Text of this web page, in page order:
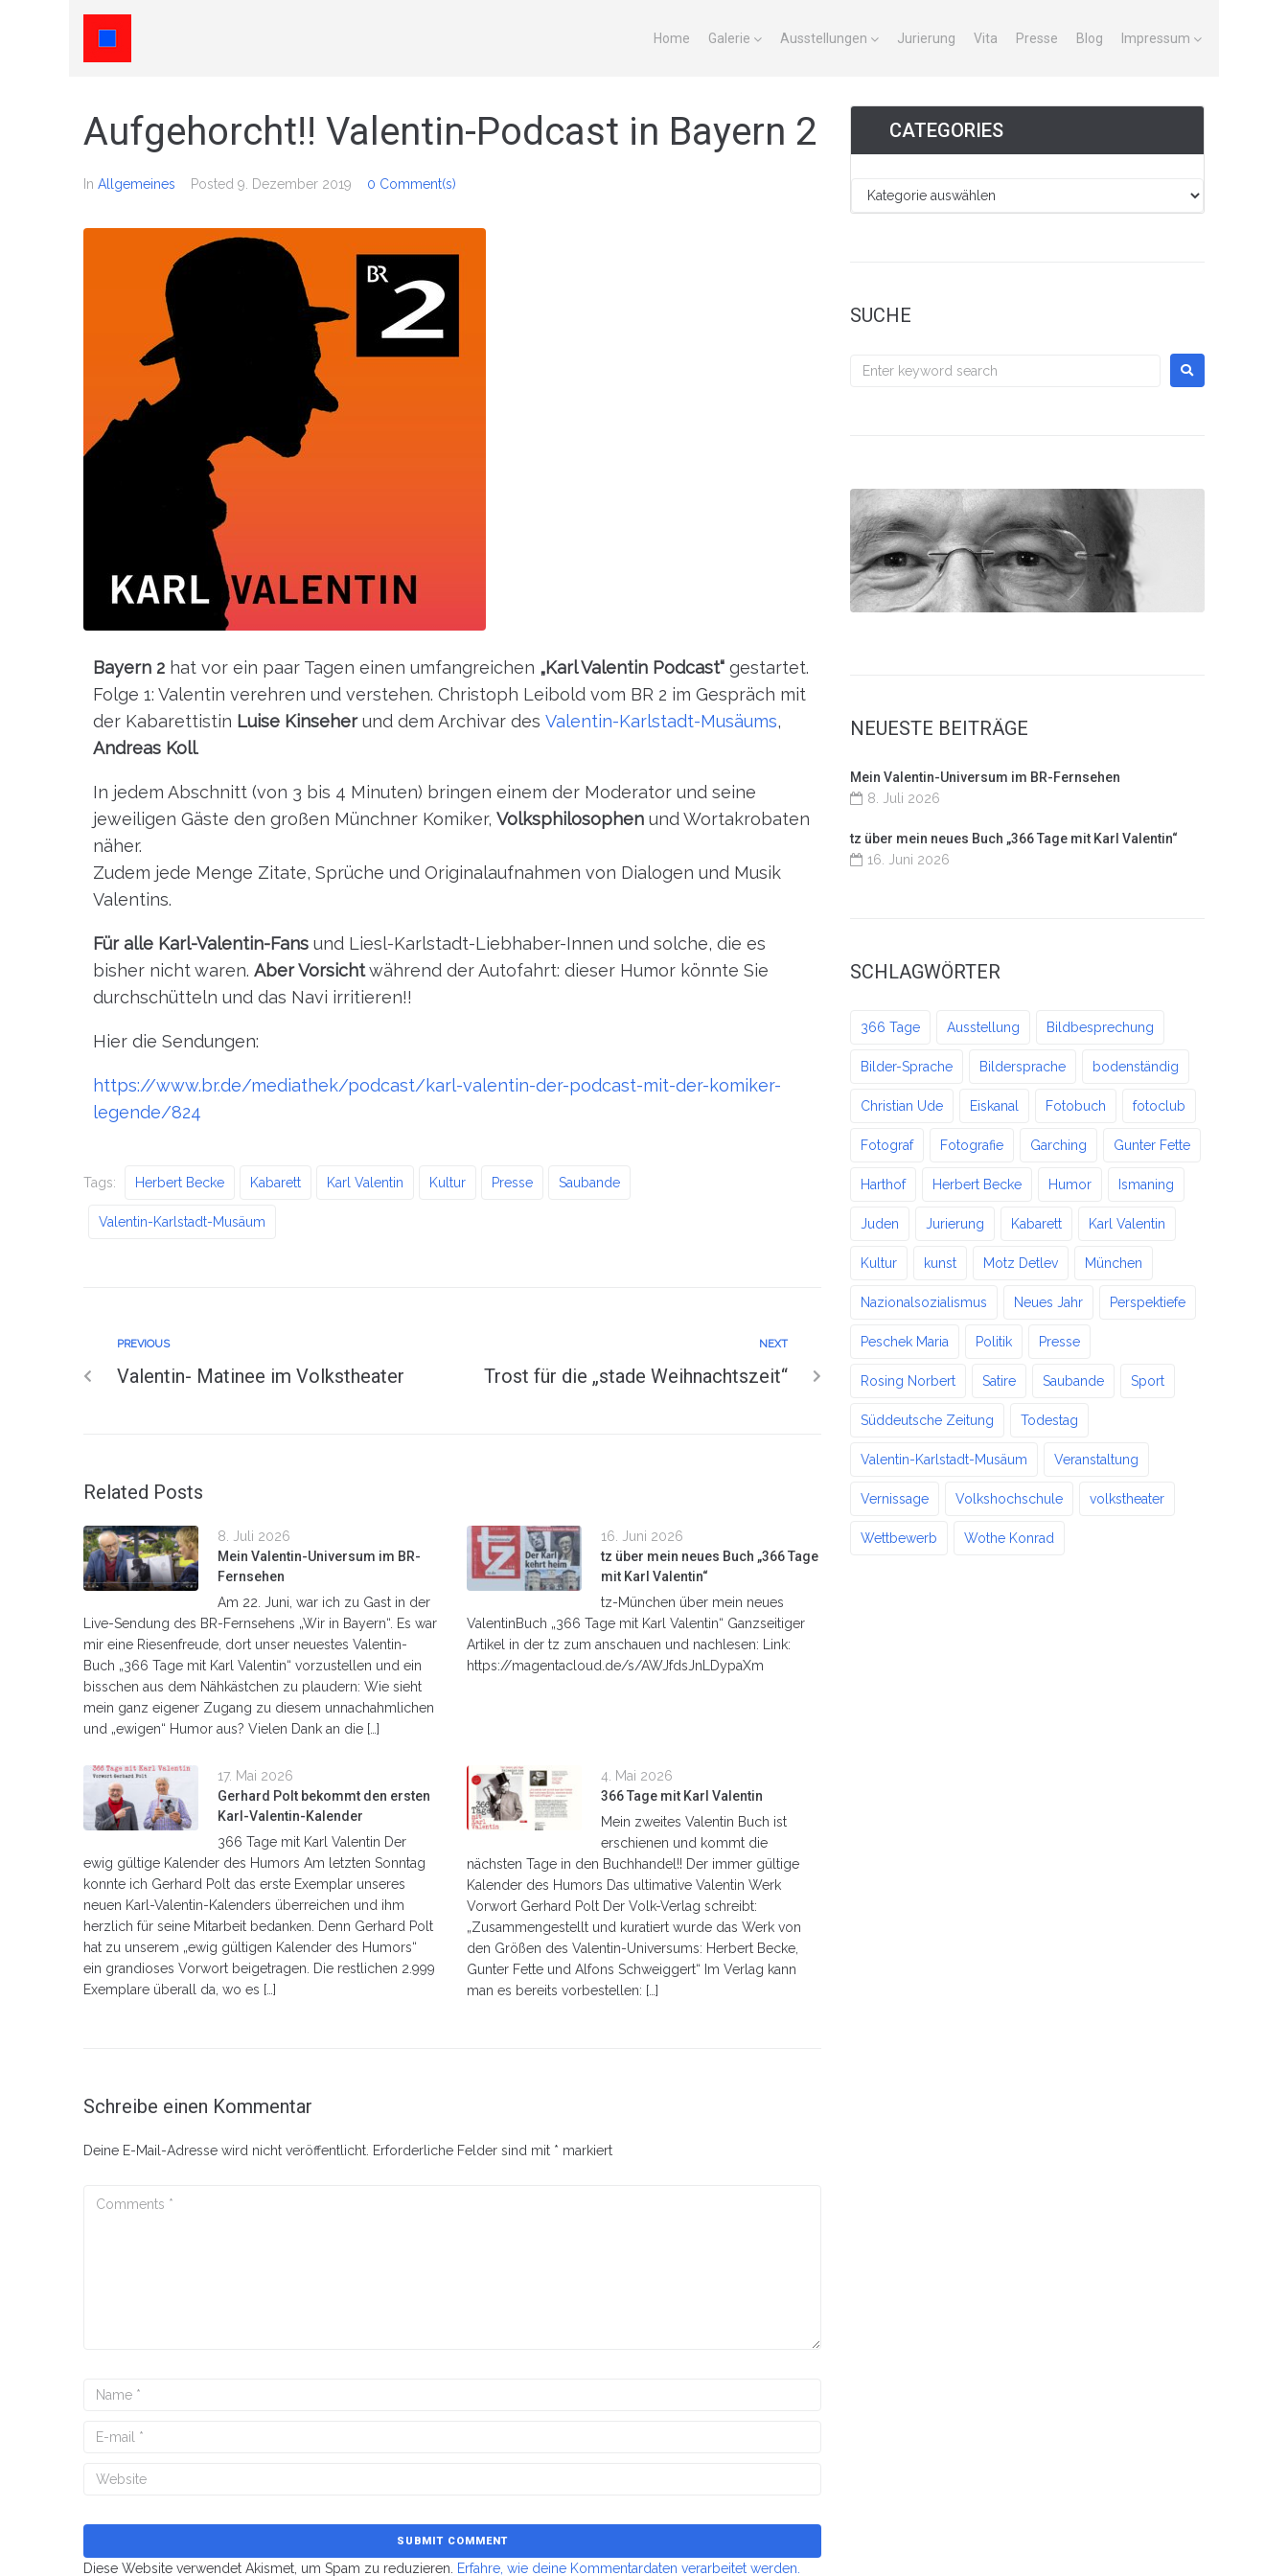
Home Galerie Ausstellungen Jurierung Vita Presse Blog Impressum
Aufgehorcht!! Valentin-Podcast in Bayern 2
In Allgemeines Posted 9. Dezember 2019 0 Comment(s)
Bayern 2 hat vor ein paar Tagen einen umfangreichen „Karl Valentin Podcast“ gestartet.
Folge 1: Valentin verehren und verstehen. Christoph Leibold vom BR 2 im Gespräch mit
der Kabarettistin Luise Kinseherund dem Archivar des Valentin-Karlstadt-Musäums,
Andreas Koll.
In jedem Abschnitt (von 3 bis 4 Minuten) bringen einem der Moderator und seine
jeweiligen Gäste den großen Münchner Komiker, Volksphilosophen und Wortakrobaten
näher.
Zudem jede Menge Zitate, Sprüche und Originalaufnahmen von Dialogen und Musik
Valentins.
Für alle Karl-Valentin-Fans und Liesl-Karlstadt-Liebhaber-Innen und solche, die es
bisher nicht waren. Aber Vorsichtwährend der Autofahrt: dieser Humor könnte Sie
durchschütteln und das Navi irritieren!!
Hier die Sendungen:
https://www.br.de/mediathek/podcast/karl-valentin-der-podcast-mit-der-komiker-
legende/824
Tags: Herbert Becke Kabarett Karl Valentin Kultur Presse Saubande
Valentin-Karlstadt-Musäum
PREVIOUS
Valentin- Matinee im Volkstheater
NEXT
Trost für die „stade Weihnachtszeit“
Related Posts
8. Juli 2026
Mein Valentin-Universum im BR-
Fernsehen
Am 22. Juni, war ich zu Gast in der
Live-Sendung des BR-Fernsehens „Wir in Bayern“. Es war
mir eine Riesenfreude, dort unser neuestes Valentin-
Buch „366 Tage mit Karl Valentin“ vorzustellen und ein
bisschen aus dem Nähkästchen zu plaudern: Wie sieht
mein ganz eigener Zugang zu diesem unnachahmlichen
und „ewigen“ Humor aus? Vielen Dank an die […]
16. Juni 2026
tz über mein neues Buch „366 Tage
mit Karl Valentin“
tz-München über mein neues
ValentinBuch „366 Tage mit Karl Valentin“ Ganzseitiger
Artikel in der tz zum anschauen und nachlesen: Link:
https://magentacloud.de/s/AWJfdsJnLDypaXm
17. Mai 2026
Gerhard Polt bekommt den ersten
Karl-Valentin-Kalender
366 Tage mit Karl Valentin Der
ewig gültige Kalender des Humors Am letzten Sonntag
konnte ich Gerhard Polt das erste Exemplar unseres
neuen Karl-Valentin-Kalenders überreichen und ihm
herzlich für seine Mitarbeit bedanken. Denn Gerhard Polt
hat zu unserem „ewig gültigen Kalender des Humors“
ein grandioses Vorwort beigetragen. Die restlichen 2.999
Exemplare überall da, wo es […]
4. Mai 2026
366 Tage mit Karl Valentin
Mein zweites Valentin Buch ist
erschienen und kommt die
nächsten Tage in den Buchhandel!! Der immer gültige
Kalender des Humors Das ultimative Valentin Werk
Vorwort Gerhard Polt Der Volk-Verlag schreibt:
„Zusammengestellt und kuratiert wurde das Werk von
den Größen des Valentin-Universums: Herbert Becke,
Gunter Fette und Alfons Schweiggert“ Im Verlag kann
man es bereits vorbestellen: […]
Schreibe einen Kommentar
Deine E-Mail-Adresse wird nicht veröffentlicht. Erforderliche Felder sind mit * markiert
Diese Website verwendet Akismet, um Spam zu reduzieren. Erfahre, wie deine Kommentardaten verarbeitet werden.
CATEGORIES
SUCHE
NEUESTE BEITRÄGE
Mein Valentin-Universum im BR-Fernsehen
8. Juli 2026
tz über mein neues Buch „366 Tage mit Karl Valentin“
16. Juni 2026
SCHLAGWÖRTER
366 Tage Ausstellung Bildbesprechung
Bilder-Sprache Bildersprache bodenständig
Christian Ude Eiskanal Fotobuch fotoclub
Fotograf Fotografie Garching Gunter Fette
Harthof Herbert Becke Humor Ismaning
Juden Jurierung Kabarett Karl Valentin
Kultur kunst Motz Detlev München
Nazionalsozialismus Neues Jahr Perspektiefe
Peschek Maria Politik Presse
Rosing Norbert Satire Saubande Sport
Süddeutsche Zeitung Todestag
Valentin-Karlstadt-Musäum Veranstaltung
Vernissage Volkshochschule volkstheater
Wettbewerb Wothe Konrad